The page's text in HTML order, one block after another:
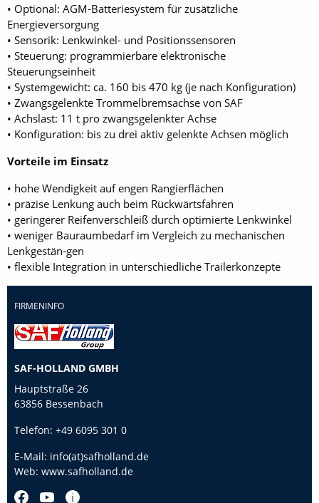
• Optional: AGM-Batteriesystem für zusätzliche
Energieversorgung
• Sensorik: Lenkwinkel- und Positionssensoren
• Steuerung: programmierbare elektronische
Steuerungseinheit
• Systemgewicht: ca. 160 bis 470 kg (je nach Konfiguration)
• Zwangsgelenkte Trommelbremsachse von SAF
• Achslast: 11 t pro zwangsgelenkter Achse
• Konfiguration: bis zu drei aktiv gelenkte Achsen möglich
Vorteile im Einsatz
• hohe Wendigkeit auf engen Rangierflächen
• präzise Lenkung auch beim Rückwärtsfahren
• geringerer Reifenverschleiß durch optimierte Lenkwinkel
• weniger Bauraumbedarf im Vergleich zu mechanischen
Lenkgestän-gen
• flexible Integration in unterschiedliche Trailerkonzepte
FIRMENINFO
SAF-HOLLAND GMBH
Hauptstraße 26
63856 Bessenbach
Telefon: +49 6095 301 0
E-Mail: info(at)safholland.de
Web: www.safholland.de